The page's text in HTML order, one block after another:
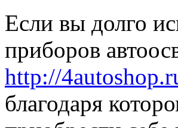
Если вы долго
приборов
http://
благодаря